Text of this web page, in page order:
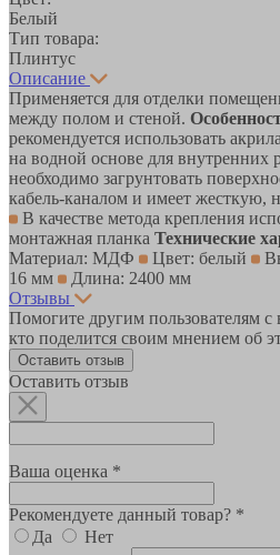
Белый
Тип товара:
Плинтус
Описание
Применяется для отделки
между полом и стеной.
рекомендуется использовать
на водной основе для внутренних
необходимо загрунтовать
кабель-каналом и имеет жесткую,
В качестве метода крепления
монтажная планка Технические
Материал: МДФ
Цвет: белый
16 мм
Длина: 2400 мм
Отзывы
Помогите другим пользователям
кто поделится своим мнением об
Оставить отзыв
Оставить отзыв
Ваша оценка *
Рекомендуете данный товар? *
Да
Нет